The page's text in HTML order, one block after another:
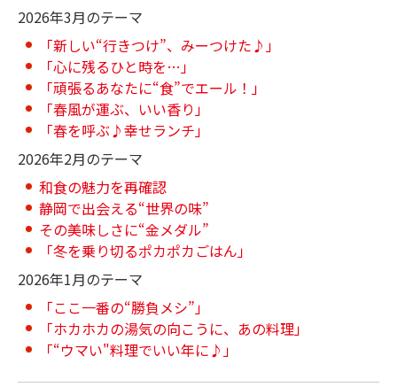
2026年3月のテーマ
「新しい“行きつけ”、みーつけた♪」
「心に残るひと時を…」
「頑張るあなたに“食”でエール！」
「春風が運ぶ、いい香り」
「春を呼ぶ♪幸せランチ」
2026年2月のテーマ
和食の魅力を再確認
静岡で出会える“世界の味”
その美味しさに“金メダル”
「冬を乗り切るポカポカごはん」
2026年1月のテーマ
「ここ一番の“勝負メシ”」
「ホカホカの湯気の向こうに、あの料理」
「“ウマい"料理でいい年に♪」